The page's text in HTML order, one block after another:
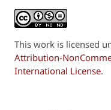
This work is licensed
Attribution-
International License.